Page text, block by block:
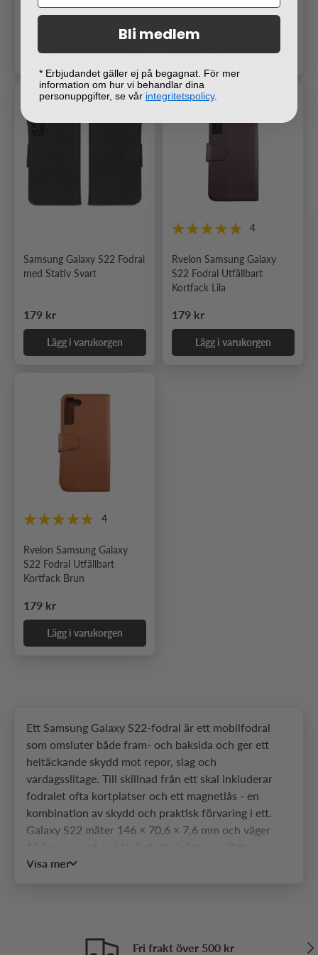
Ordinarie pris
Lägg i varukorgen Lägg i varukorgen
Samsung Galaxy S22 Fodral
med Stativ Svart
Ordinarie pris
179 kr
Lägg i varukorgen
4
Rvelon Samsung Galaxy
S22 Fodral Utfällbart
Kortfack Lila
Ordinarie pris
179 kr
Lägg i varukorgen
4
Rvelon Samsung Galaxy
S22 Fodral Utfällbart
Kortfack Brun
Ordinarie pris
179 kr
Lägg i varukorgen
Ett Samsung Galaxy S22-fodral är ett mobilfodral
som omsluter både fram- och baksida och ger ett
heltäckande skydd mot repor, slag och
vardagsslitage. Till skillnad från ett skal inkluderar
fodralet ofta kortplatser och ett magnetlås - en
kombination av skydd och praktisk förvaring i ett.
Galaxy S22 mäter 146 × 70,6 × 7,6 mm och väger
och en upphöjd kameramodul med tre linser i övre
Vilka typer av fodral passar
Visa mer
Fri frakt över 500 kr
Bli medlem
* Erbjudandet gäller ej på begagnat. För mer
information om hur vi behandlar dina
personuppgifter, se vår integritetspolicy.